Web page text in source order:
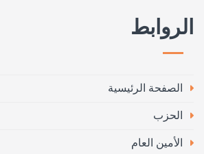
الروابط
الصفحة الرئيسية
الحزب
الأمين العام